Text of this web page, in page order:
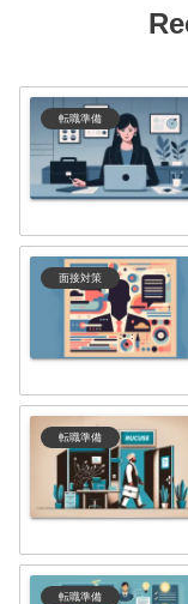
転職準備
面接対策
転職準備
転職準備